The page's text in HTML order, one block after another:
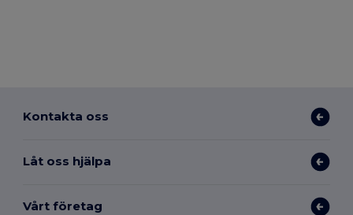
Kontakta oss
Låt oss hjälpa
Vårt företag